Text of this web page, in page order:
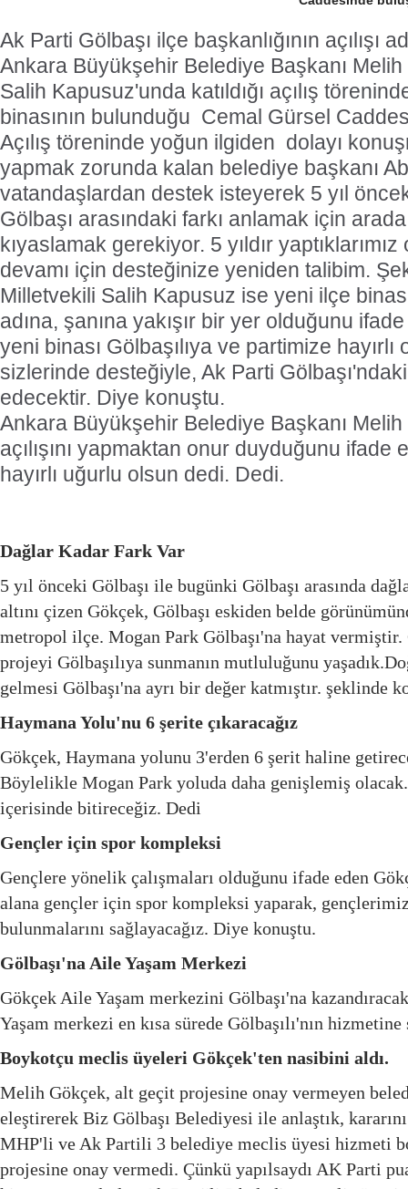
Ak Parti Gölbaşı ilçe başkanlığının açılışı
Ankara Büyükşehir Belediye Başkanı
Salih Kapusuz'unda katıldığı açılış
binasının bulunduğu Cemal Gürsel
Açılış töreninde yoğun ilgiden dolayı
yapmak zorunda kalan belediye başkanı
vatandaşlardan destek isteyerek 5 yıl
Gölbaşı arasındaki farkı anlamak için
kıyaslamak gerekiyor. 5 yıldır
devamı için desteğinize yeniden talibim.
Milletvekili Salih Kapusuz ise yeni ilçe
adına, şanına yakışır bir yer olduğunu
yeni binası Gölbaşılıya ve partimize
sizlerinde desteğiyle, Ak Parti
edecektir. Diye konuştu.
Ankara Büyükşehir Belediye Başkanı
açılışını yapmaktan onur duyduğunu ifade
hayırlı uğurlu olsun dedi. Dedi.
Dağlar Kadar Fark Var
5 yıl önceki Gölbaşı ile bugünki Gölbaşı arasında
altını çizen Gökçek, Gölbaşı eskiden belde
metropol ilçe. Mogan Park Gölbaşı'na hayat
projeyi Gölbaşılıya sunmanın mutluluğunu
gelmesi Gölbaşı'na ayrı bir değer katmıştır. şeklinde
Haymana Yolu'nu 6 şerite çıkaracağız
Gökçek, Haymana yolunu 3'erden 6 şerit haline
Böylelikle Mogan Park yoluda daha genişlemiş
içerisinde bitireceğiz. Dedi
Gençler için spor kompleksi
Gençlere yönelik çalışmaları olduğunu ifade eden
alana gençler için spor kompleksi yaparak,
bulunmalarını sağlayacağız. Diye konuştu.
Gölbaşı'na Aile Yaşam Merkezi
Gökçek Aile Yaşam merkezini Gölbaşı'na
Yaşam merkezi en kısa sürede Gölbaşılı'nın hizmetine
Boykotçu meclis üyeleri Gökçek'ten nasibini aldı.
Melih Gökçek, alt geçit projesine onay vermeyen
eleştirerek Biz Gölbaşı Belediyesi ile anlaştık,
MHP'li ve Ak Partili 3 belediye meclis üyesi hizmeti
projesine onay vermedi. Çünkü yapılsaydı AK Parti